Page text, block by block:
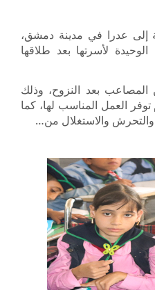
إلى عدرا في مدينة دمشق،
لأسرتها بعد طلاقها
بعد النزوح، وذلك
العمل المناسب لها، كما
والاستغلال من…